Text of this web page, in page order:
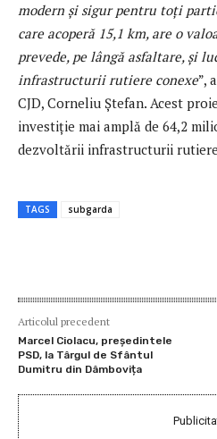
modern și sigur pentru toți
care acoperă 15,1 km, are o
prevede, pe lângă asfaltare, și
infrastructurii rutiere conexe”,
CJD, Corneliu Ștefan. Acest
investiție mai amplă de 64,2
dezvoltării infrastructurii
TAGS subgarda
Articolul precedent
Marcel Ciolacu, președintele
PSD, la Târgul de Sfântul
Dumitru din Dâmbovița